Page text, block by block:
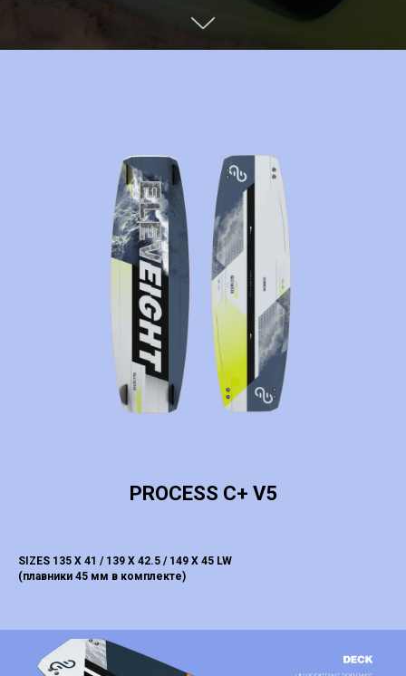
PROCESS C+ V5
SIZES 135 X 41 / 139 X 42.5 / 149 X 45 LW
(плавники 45 мм в комплекте)